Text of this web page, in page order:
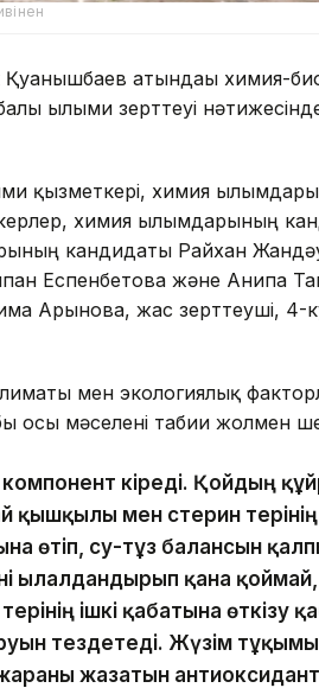
атындағы химия-
ғылыми зерттеуі
қызметкері, химия
химия ғылымдарының
кандидаты Райхан
Еспенбетова және Анипа
Арынова, жас зерттеуші, 4-
мен экологиялық
осы мәселені табиғи жолмен
кіреді. Қойдың
қышқылы мен стерин
өтіп, су-тұз балансын
ылғалдандырып қана
ішкі қабатына өткізу
тездетеді. Жүзім
жараны жазатын